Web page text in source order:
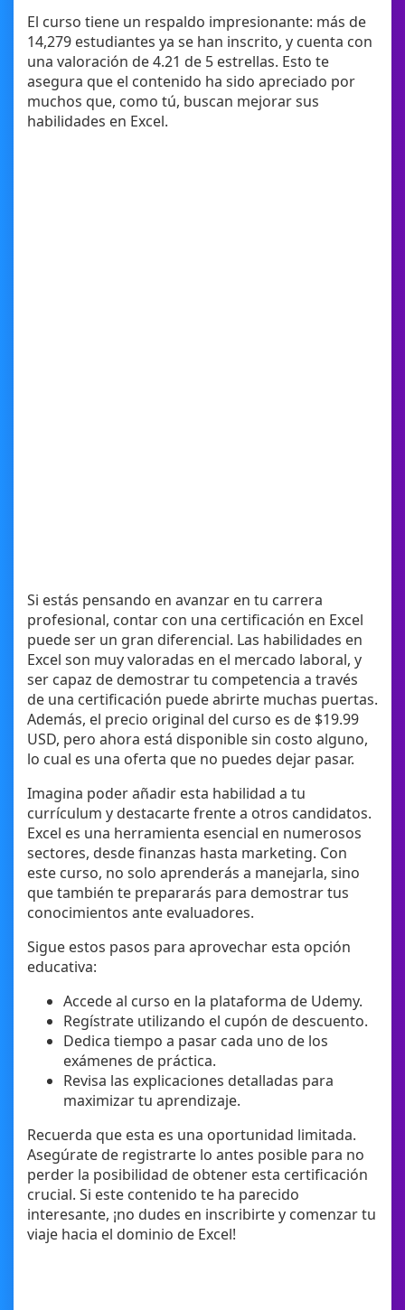
El curso tiene un respaldo impresionante: más de
14,279 estudiantes ya se han inscrito, y cuenta con
una valoración de 4.21 de 5 estrellas. Esto te
asegura que el contenido ha sido apreciado por
muchos que, como tú, buscan mejorar sus
habilidades en Excel.
Si estás pensando en avanzar en tu carrera
profesional, contar con una certificación en Excel
puede ser un gran diferencial. Las habilidades en
Excel son muy valoradas en el mercado laboral, y
ser capaz de demostrar tu competencia a través
de una certificación puede abrirte muchas puertas.
Además, el precio original del curso es de $19.99
USD, pero ahora está disponible sin costo alguno,
lo cual es una oferta que no puedes dejar pasar.
Imagina poder añadir esta habilidad a tu
currículum y destacarte frente a otros candidatos.
Excel es una herramienta esencial en numerosos
sectores, desde finanzas hasta marketing. Con
este curso, no solo aprenderás a manejarla, sino
que también te prepararás para demostrar tus
conocimientos ante evaluadores.
Sigue estos pasos para aprovechar esta opción
educativa:
Accede al curso en la plataforma de Udemy.
Regístrate utilizando el cupón de descuento.
Dedica tiempo a pasar cada uno de los
exámenes de práctica.
Revisa las explicaciones detalladas para
maximizar tu aprendizaje.
Recuerda que esta es una oportunidad limitada.
Asegúrate de registrarte lo antes posible para no
perder la posibilidad de obtener esta certificación
crucial. Si este contenido te ha parecido
interesante, ¡no dudes en inscribirte y comenzar tu
viaje hacia el dominio de Excel!